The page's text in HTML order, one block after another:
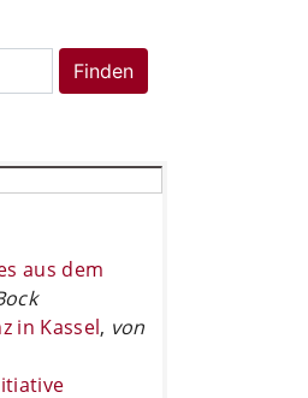
Finden
aus dem
in Kassel, von